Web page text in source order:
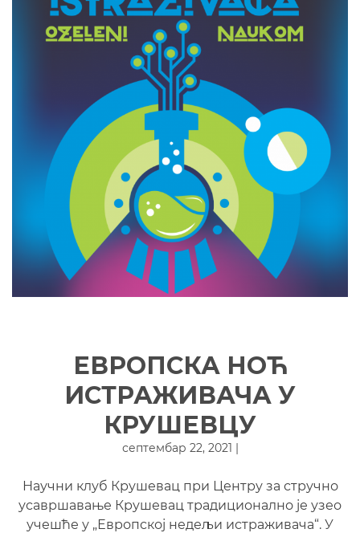
ЕВРОПСКА НОЋ
ИСТРАЖИВАЧА У
КРУШЕВЦУ
септембар 22, 2021 |
Научни клуб Крушевац при Центру за стручно
усавршавање Крушевац традиционално је узео
учешће у „Европској недељи истраживача“. У